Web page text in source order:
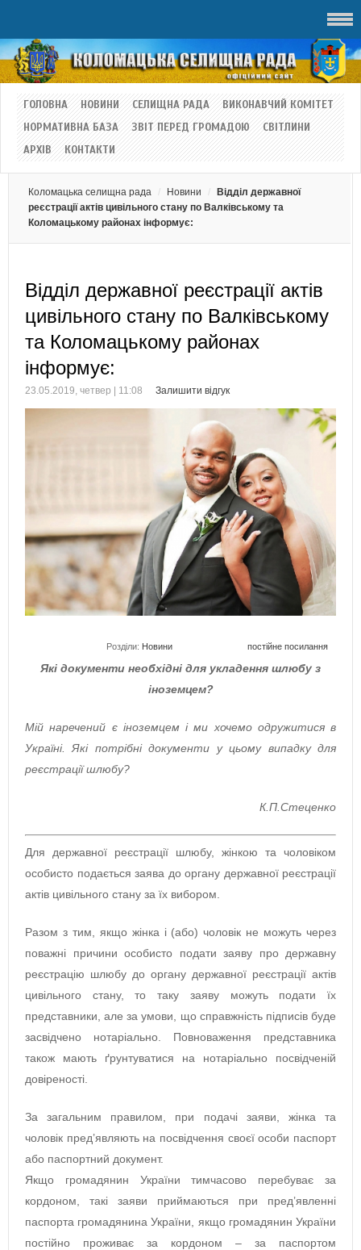
ГОЛОВНА НОВИНИ СЕЛИЩНА РАДА
ВИКОНАВЧИЙ КОМІТЕТ
НОРМАТИВНА БАЗА
ЗВІТ ПЕРЕД ГРОМАДОЮ
СВІТЛИНИ
АРХІВ
КОНТАКТИ
Коломацька селищна рада Новини
Відділ державної
реєстрації актів цивільного стану по Валківському та
Коломацькому районах інформує:
Відділ державної реєстрації актів
цивільного стану по Валківському
та Коломацькому районах
інформує:
23.05.2019, четвер | 11:08 Залишити відгук
Розділи: Новини постійне посилання
Які документи необхідні для укладення шлюбу з
іноземцем?
Мій наречений є іноземцем і ми хочемо одружитися в
Україні. Які потрібні документи у цьому випадку для
реєстрації шлюбу?
К.П.Стеценко
Для державної реєстрації шлюбу, жінкою та чоловіком
особисто подається заява до органу державної реєстрації
актів цивільного стану за їх вибором.
Разом з тим, якщо жінка і (або) чоловік не можуть через
поважні причини особисто подати заяву про державну
реєстрацію шлюбу до органу державної реєстрації актів
цивільного стану, то таку заяву можуть подати їх
представники, але за умови, що справжність підписів буде
засвідчено нотаріально. Повноваження представника
також мають ґрунтуватися на нотаріально посвідченій
довіреності.
За загальним правилом, при подачі заяви, жінка та
чоловік пред’являють на посвідчення своєї особи паспорт
або паспортний документ.
Якщо громадянин України тимчасово перебуває за
кордоном, такі заяви приймаються при пред’явленні
паспорта громадянина України, якщо громадянин України
постійно проживає за кордоном – за паспортом